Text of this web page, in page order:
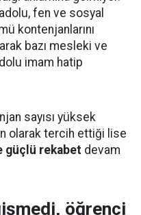
fen ve sosyal
kontenjanlarını
bazı mesleki ve
imam hatip
sayısı yüksek
olarak tercih ettiği lise
güçlü rekabet devam
öğrenci